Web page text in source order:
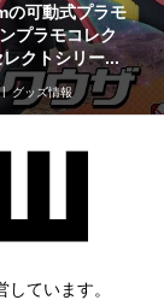
の可動式プラモ
プラモコレク
クトシリー...
グッズ情報
ています。